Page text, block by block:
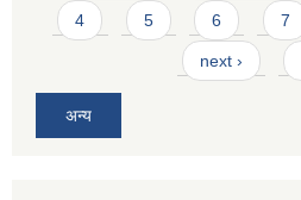
4 5 6 7
next ›
अन्य